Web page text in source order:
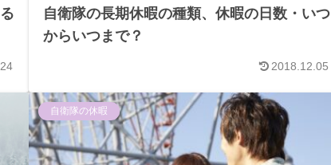
自衛隊の長期休暇の種類、休暇の日数・いつ
からいつまで？
2018.12.05
自衛隊の休暇